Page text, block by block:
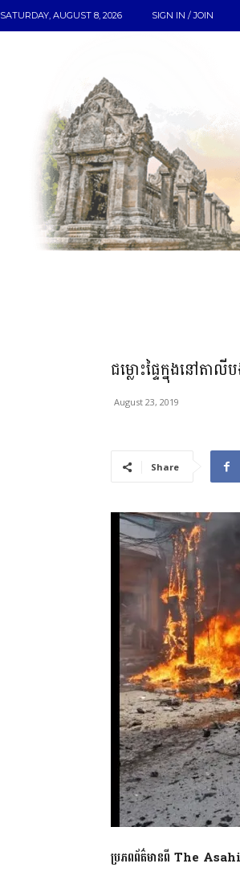
SATURDAY, AUGUST 8, 2026 SIGN IN / JOIN
ជម្លោះផ្ទៃក្នុងនៅតា
August 23, 2019
Share
ប្រភពព័ត៌មានពី The